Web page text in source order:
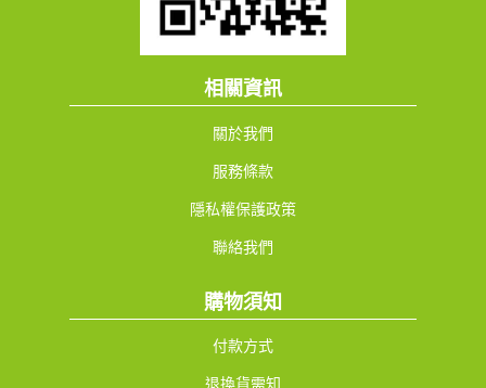
相關資訊
關於我們
服務條款
隱私權保護政策
聯絡我們
購物須知
付款方式
退換貨需知